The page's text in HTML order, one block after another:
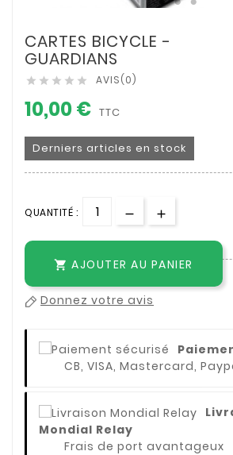
CARTES BICYCLE -
GUARDIANS
     AVIS(0)
10,00 € TTC
Derniers articles en stock
QUANTITÉ :
 AJOUTER AU PANIER
Donnez votre avis
CB, VISA, Mastercard,
Mondial Relay
Frais de port avantageux